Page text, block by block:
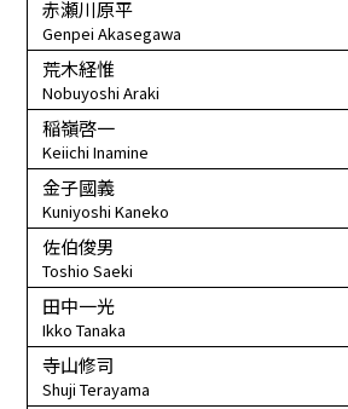
赤瀬川原平
Genpei Akasegawa
荒木経惟
Nobuyoshi Araki
稲嶺啓一
Keiichi Inamine
金子國義
Kuniyoshi Kaneko
佐伯俊男
Toshio Saeki
田中一光
Ikko Tanaka
寺山修司
Shuji Terayama